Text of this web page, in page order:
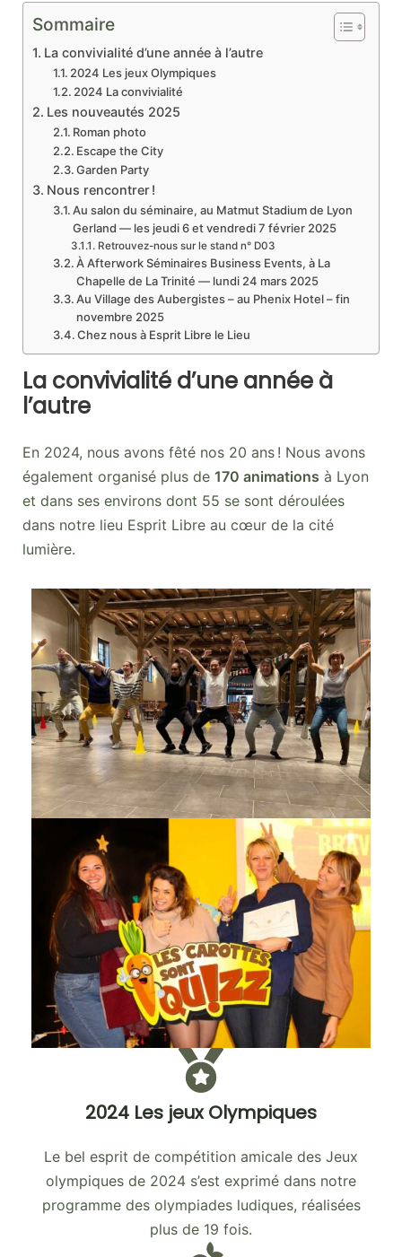
Sommaire
La convivialité d’une année à l’autre
2024 Les jeux Olympiques
2024 La convivialité
Les nouveautés 2025
Roman photo
Escape the City
Garden Party
Nous rencontrer !
Au salon du séminaire, au Matmut Stadium de Lyon
Gerland — les jeudi 6 et vendredi 7 février 2025
Retrouvez-nous sur le stand n° D03
À Afterwork Séminaires Business Events, à La
Chapelle de La Trinité — lundi 24 mars 2025
Au Village des Aubergistes – au Phenix Hotel – fin
novembre 2025
Chez nous à Esprit Libre le Lieu
La convivialité d’une année à
l’autre
En 2024, nous avons fêté nos 20 ans ! Nous avons
également organisé plus de 170 animations à Lyon
et dans ses environs dont 55 se sont déroulées
dans notre lieu Esprit Libre au cœur de la cité
lumière.
2024 Les jeux Olympiques
Le bel esprit de compétition amicale des Jeux
olympiques de 2024 s’est exprimé dans notre
programme des olympiades ludiques, réalisées
plus de 19 fois.